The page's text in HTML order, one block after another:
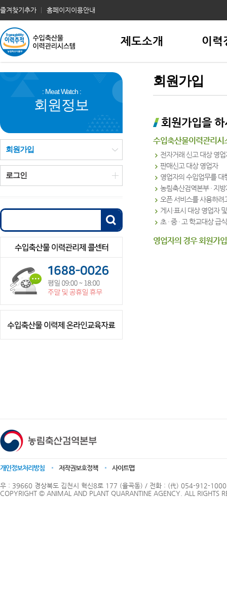
즐겨찾기추가 홈페이지이용안내
제도소개 이력
회원정보
회원가입
로그인
회원가입
회원가입을
수입축산물이력관리시
전자거래 신고 대상 영업
판매신고 대상 영업자
영업자의 수입업무를 대
농림축산검역본부 · 지
오픈 서비스를 사용하
게시·표시 대상 영업자
초 · 중 · 고 학교대상 급
영업자의 경우 회원가
개인정보처리방침 저작권보호정책 사이트맵
우 : 39660 경상북도 김천시 혁신8로 177 (율곡동) / 전화 : (代) 054-912-
COPYRIGHT © ANIMAL AND PLANT QUARANTINE AGENCY. ALL RIGHTS